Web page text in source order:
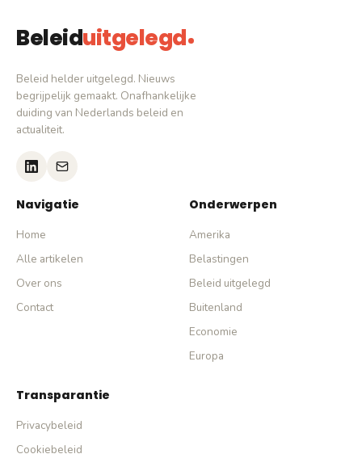
Beleiduitgelegd
Beleid helder uitgelegd. Nieuws
begrijpelijk gemaakt. Onafhankelijke
duiding van Nederlands beleid en
actualiteit.
Navigatie
Home
Alle artikelen
Over ons
Contact
Onderwerpen
Amerika
Belastingen
Beleid uitgelegd
Buitenland
Economie
Europa
Transparantie
Privacybeleid
Cookiebeleid